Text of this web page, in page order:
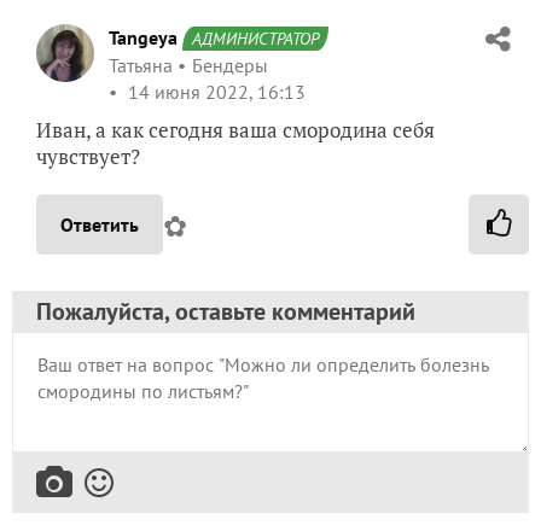
Tangeya АДМИНИСТРАТОР
Татьяна
Бендеры
14 июня 2022, 16:13
Иван, а как сегодня ваша смородина себя
чувствует?
Ответить ✿
Пожалуйста, оставьте комментарий